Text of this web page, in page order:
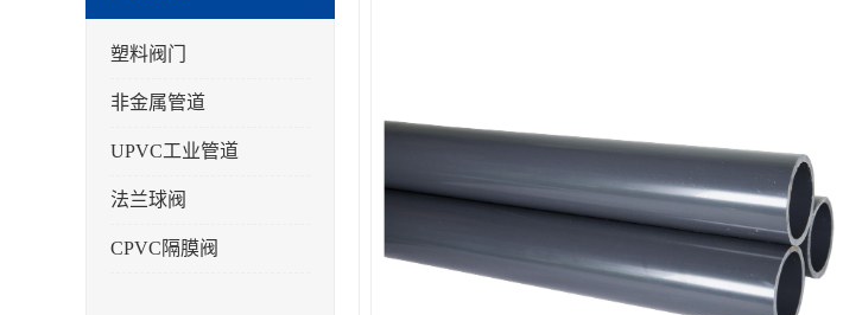
塑料阀门
非金属管道
UPVC工业管道
法兰球阀
CPVC隔膜阀